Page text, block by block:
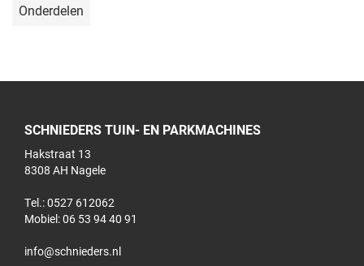
Onderdelen
SCHNIEDERS TUIN- EN PARKMACHINES
Hakstraat 13
8308 AH Nagele
Tel.: 0527 612062
Mobiel:06 53 94 40 91
info@schnieders.nl